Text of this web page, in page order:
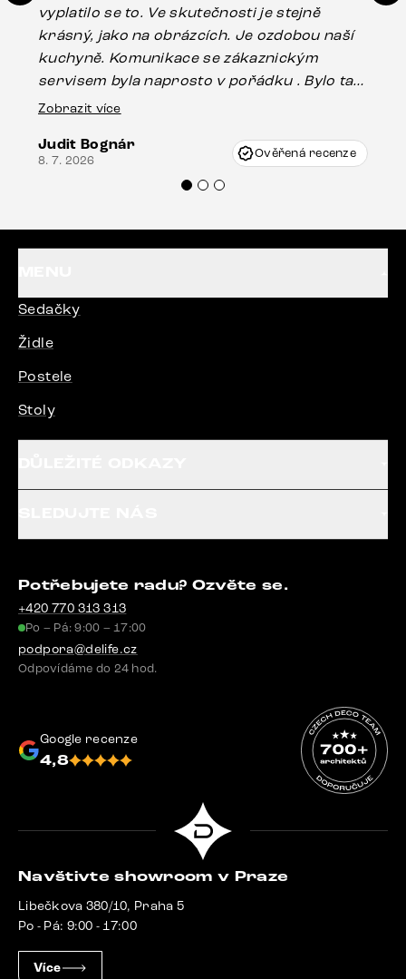
vyplatilo se to. Ve skutečnosti je stejně
krásný, jako na obrázcích. Je ozdobou naší
kuchyně. Komunikace se zákaznickým
servisem byla naprosto v pořádku . Bylo tam
drobné poškození u nohy stolu, které mohlo
Vincze mi velmi korektně vyšli vstříc.
Doporučuji produkty Delife všem.“
Zobrazit více
Judit Bognár
8. 7. 2026 Ověřená recenze
Sedačky
Židle
Postele
Stoly
Potřebujete radu? Ozvěte se.
+420 770 313 313
Po – Pá: 9:00 – 17:00
podpora@delife.cz
Odpovídáme do 24 hod.
Google recenze
4,8
Navštivte showroom v Praze
Libečkova 380/10, Praha 5
Po - Pá: 9:00 - 17:00
Více